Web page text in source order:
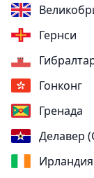
Гернси
Гонконг
Гренада
Делавер
Ирландия